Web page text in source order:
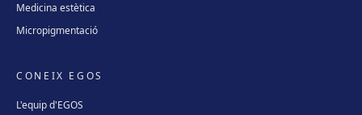
Medicina estètica
Micropigmentació
CONEIX EGOS
L'equip d'EGOS